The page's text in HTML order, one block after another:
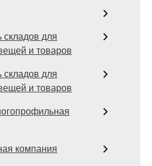
для
и товаров
для
и товаров
компания